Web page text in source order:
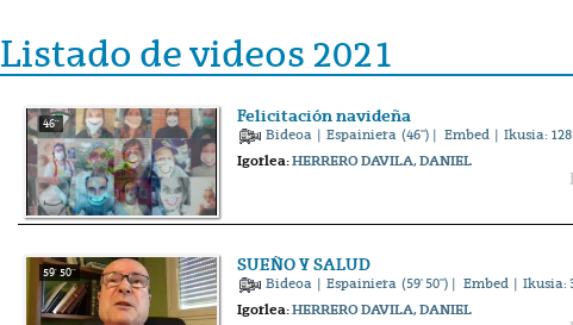
Listado de videos 2021
46'' Felicitación navideña
Bideoa | Espainiera (46'') | Embed | Ikusia: 128
Igorlea:HERRERO DAVILA, DANIEL
59' 50'' SUEÑO Y SALUD
Bideoa | Espainiera (59' 50'') | Embed | Ikusia:
Igorlea:HERRERO DAVILA, DANIEL